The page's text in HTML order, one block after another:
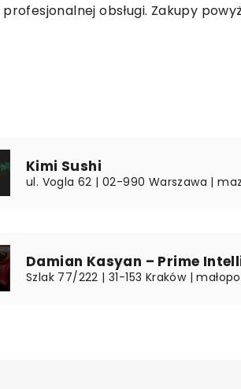
obsługi. Zakupy
Kimi Sushi
ul. Vogla 62 | 02-990 Warszawa |
Damian Kasyan – Prime
Szlak 77/222 | 31-153 Kraków |